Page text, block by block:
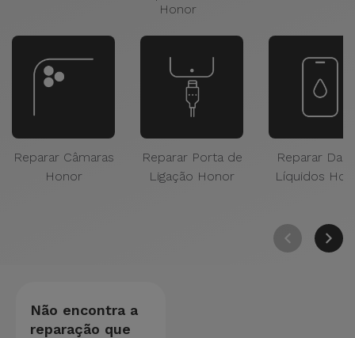
Honor
Reparar Câmaras
Honor
Reparar Porta de
Ligação Honor
Reparar
Líquidos
Não encontra a
reparação que